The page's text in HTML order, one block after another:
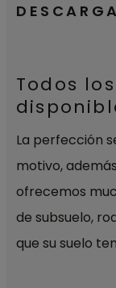
Todos
La perfección
motivo,
ofrecemos
de subsuelo,
que su suelo